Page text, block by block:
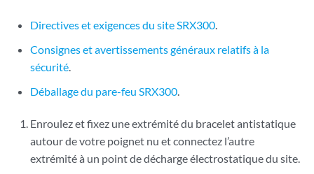
Directives et exigences du site SRX300.
Consignes et avertissements généraux relatifs à la
sécurité.
Déballage du pare-feu SRX300.
Enroulez et fixez une extrémité du bracelet antistatique
autour de votre poignet nu et connectez l’autre
extrémité à un point de décharge électrostatique du site.